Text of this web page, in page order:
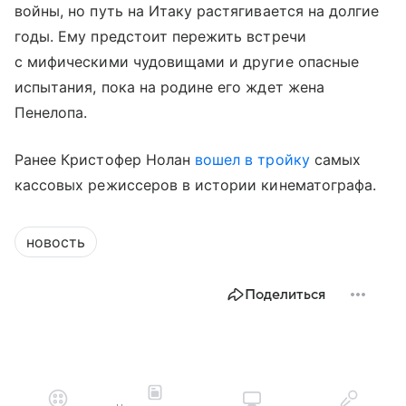
войны, но путь на Итаку растягивается на долгие
годы. Ему предстоит пережить встречи
с мифическими чудовищами и другие опасные
испытания, пока на родине его ждет жена
Пенелопа.
Ранее Кристофер Нолан вошел в тройкусамых
кассовых режиссеров в истории кинематографа.
новость
Поделиться